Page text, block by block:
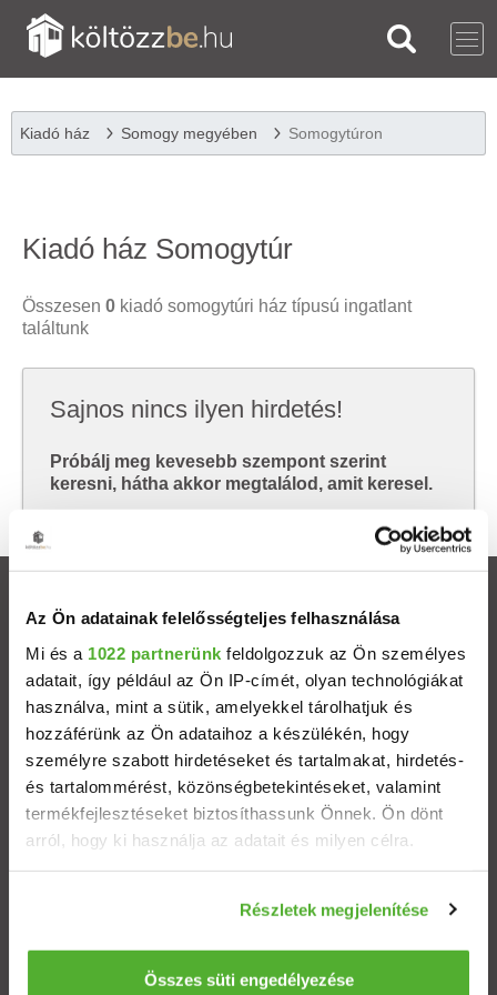
Az Ön adatainak felelősségteljes felhasználása
Mi és a 1022 partnerünk feldolgozzuk az Ön személyes
adatait, így például az Ön IP-címét, olyan technológiákat
használva, mint a sütik, amelyekkel tárolhatjuk és
hozzáférünk az Ön adataihoz a készülékén, hogy
személyre szabott hirdetéseket és tartalmakat, hirdetés-
és tartalommérést, közönségbetekintéseket, valamint
termékfejlesztéseket biztosíthassunk Önnek. Ön dönt
arról, hogy ki használja az adatait és milyen célra.
Információgyűjtés az Ön földrajzi elhelyezkedéséről
pár méteres pontossággal
Az Ön készülékén beazonosítása annak konkrét
Részletek megjelenítése
Összes süti engedélyezése
Kiadó ház Somogy megyében Somogytúron
Kiadó ház Somogytúr
Összesen 0 kiadó somogytúri ház típusú ingatlant
találtunk
Sajnos nincs ilyen hirdetés!
Próbálj meg kevesebb szempont szerint
keresni, hátha akkor megtalálod, amit keresel.
Eladó házak
Települések
Albérletek
Adatvédelem Etikai kódex